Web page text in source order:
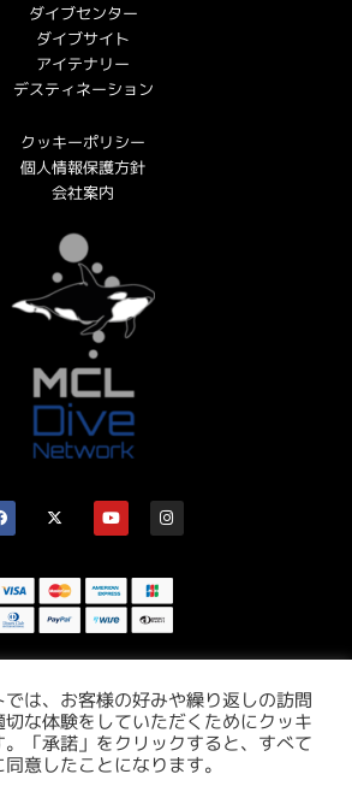
ダイブセンター
ダイブサイト
アイテナリー
デスティネーション
クッキーポリシー
個人情報保護方針
会社案内
は、お客様の好みや繰り返しの訪問
な体験をしていただくためにクッキ
「承諾」をクリックすると、すべて
意したことになります。